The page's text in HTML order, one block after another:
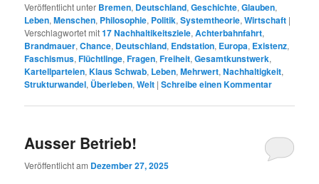
Veröffentlicht unter Bremen, Deutschland,Geschichte,Glauben,
Leben,Menschen, Philosophie, Politik,Systemtheorie,Wirtschaft |
Verschlagwortet mit17 Nachhaltikeitsziele,Achterbahnfahrt,
Brandmauer,Chance, Deutschland, Endstation, Europa, Existenz,
Faschismus,Flüchtlinge,Fragen,Freiheit,Gesamtkunstwerk,
Kartellparteien,Klaus Schwab, Leben,Mehrwert,Nachhaltigkeit,
Strukturwandel, Überleben,Welt |Schreibe einen Kommentar
Ausser Betrieb!
Veröffentlicht am Dezember 27, 2025